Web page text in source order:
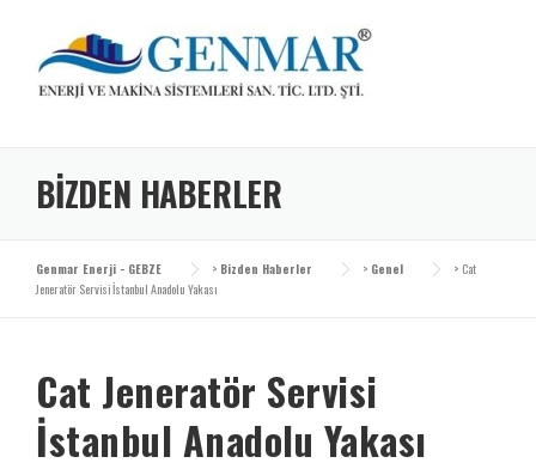
content
BIZDEN HABERLER
Genmar Enerji - GEBZE > Bizden Haberler > Genel > Cat
Jeneratör Servisi İstanbul Anadolu Yakası
Cat Jeneratör Servisi
İstanbul Anadolu Yakası